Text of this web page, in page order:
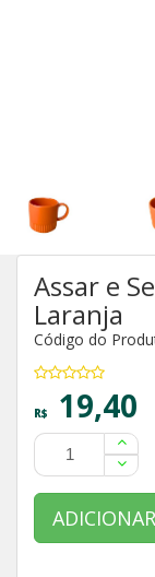
Assar e
Laranja
Código do
R$ 19,40